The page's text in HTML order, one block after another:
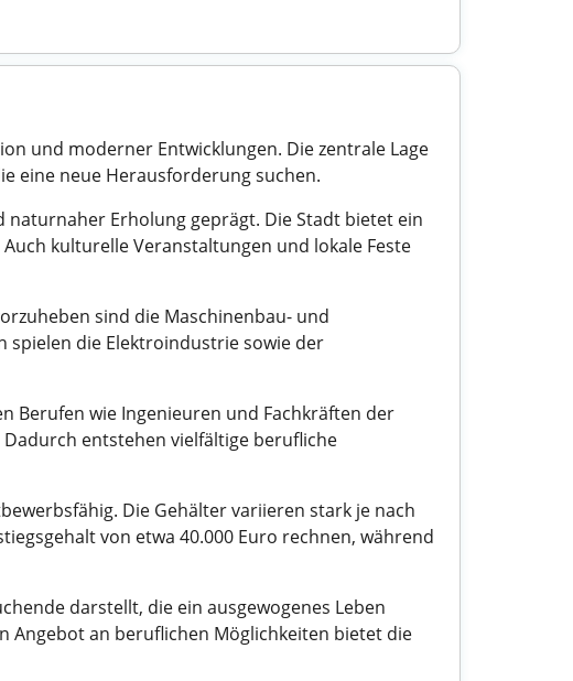
und moderner Entwicklungen. Die zentrale Lage
eine neue Herausforderung suchen.
naturnaher Erholung geprägt. Die Stadt bietet ein
kulturelle Veranstaltungen und lokale Feste
sind die Maschinenbau- und
die Elektroindustrie sowie der
Berufen wie Ingenieuren und Fachkräften der
entstehen vielfältige berufliche
Die Gehälter variieren stark je nach
von etwa 40.000 Euro rechnen, während
darstellt, die ein ausgewogenes Leben
Angebot an beruflichen Möglichkeiten bietet die